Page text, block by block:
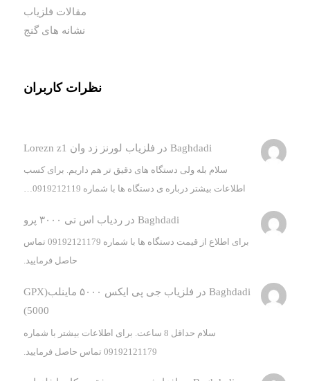
مقالات فلزیاب
نشانه های گنج
نظرات کاربران
Baghdadi در فلزیاب لورنز زد وان Lorezn z1
سلام بله ولی دستگاه های دقیق تر هم داریم. برای کسب
اطلاعات بیشتر درباره ی دستگاه ها با شماره 0919212119…
Baghdadi درردیاب اس تی ۳۰۰۰ پرو
برای اطلاع از قیمت دستگاه ها با شماره 09192121179 تماس
حاصل فرمایید.
Baghdadi در
فلزیاب جی پی ایکس ۵۰۰۰ ماینلب(GPX
5000)
سلام حداقل 8 ساعت. برای اطلاعات بیشتر با شماره
09192121179 تماس حاصل فرمایید.